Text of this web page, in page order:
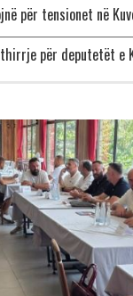
për tensionet në
për deputetët e